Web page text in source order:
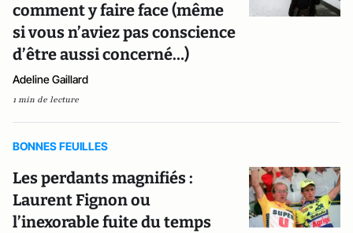
comment y faire face (même
si vous n’aviez pas conscience
d’être aussi concerné…)
Adeline Gaillard
1 min de lecture
BONNES FEUILLES
Les perdants magnifiés :
Laurent Fignon ou
l’inexorable fuite du temps